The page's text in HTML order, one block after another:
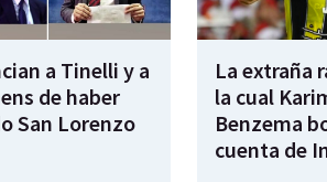
a Tinelli y a
de haber
San Lorenzo
La extraña
la cual
Benzema
cuenta de